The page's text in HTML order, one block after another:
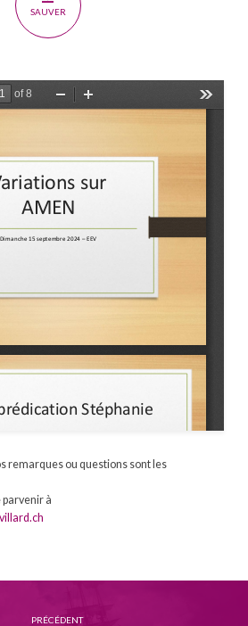
SAUVER
remarques ou questions sont les
parvenir à
PRÉCÉDENT